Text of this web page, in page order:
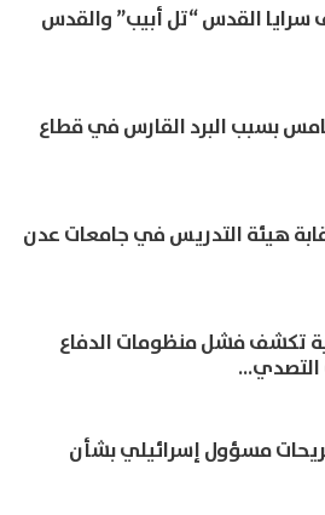
القدس “تل أبيب” والقدس
بسبب البرد القارس في قطاع
هيئة التدريس في جامعات عدن
تكشف فشل منظومات الدفاع
التصدي…
مسؤول إسرائيلي بشأن